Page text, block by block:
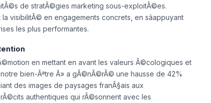
de stratÃ©gies marketing sous-exploitÃ©es.
visibilitÃ© en engagements concrets, en sâappuyant
les plus performantes.
en mettant en avant les valeurs Ã©cologiques et
bien-Ãªtre Â» a gÃ©nÃ©rÃ© une hausse de 42%
des images de paysages franÃ§ais aux
authentiques qui rÃ©sonnent avec les